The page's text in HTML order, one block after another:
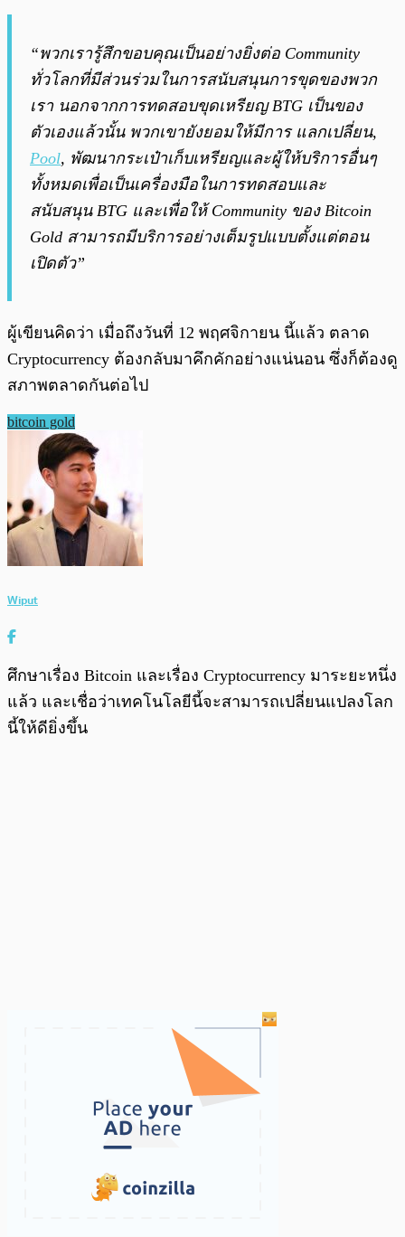
“พวกเรารู้สึกขอบคุณเป็นอย่างยิ่งต่อ Community
ทั่วโลกที่มีส่วนร่วมในการสนับสนุนการขุดของพวก
เรา นอกจากการทดสอบขุดเหรียญ BTG เป็นของ
ตัวเองแล้วนั้น พวกเขายังยอมให้มีการ แลกเปลี่ยน,
Pool, พัฒนากระเป๋าเก็บเหรียญและผู้ให้บริการอื่นๆ
ทั้งหมดเพื่อเป็นเครื่องมือในการทดสอบและ
สนับสนุน BTG และเพื่อให้ Community ของ Bitcoin
Gold สามารถมีบริการอย่างเต็มรูปแบบตั้งแต่ตอน
เปิดตัว”
ผู้เขียนคิดว่า เมื่อถึงวันที่ 12 พฤศจิกายน นี้แล้ว ตลาด
Cryptocurrency ต้องกลับมาคึกคักอย่างแน่นอน ซึ่งก็ต้องดู
สภาพตลาดกันต่อไป
bitcoin gold
Wiput
ศึกษาเรื่อง Bitcoin และเรื่อง Cryptocurrency มาระยะหนึ่ง
แล้ว และเชื่อว่าเทคโนโลยีนี้จะสามารถเปลี่ยนแปลงโลก
นี้ให้ดียิ่งขึ้น